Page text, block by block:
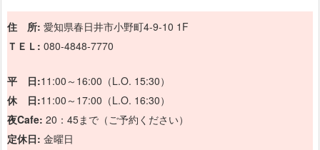
住 所: 愛知県春日井市小野町4-9-10 1F
ＴＥＬ: 080-4848-7770
平 日:11:00～16:00（L.O. 15:30）
休 日:11:00～17:00（L.O. 16:30）
夜Cafe: 20：45まで（ご予約ください）
定休日: 金曜日